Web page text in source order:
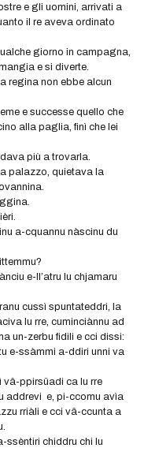
e gli uomini, arrivati a
il re aveva ordinato
giorno in campagna,
e si diverte.
regina non ebbe alcun
e successe quello che
alla paglia, finì che lei
più a trovarla.
palazzo, quietava la
a-cquannu nàscinu du
e-ll’atru lu chjamaru
cussì spuntateddri, la
lu rre, cuminciànnu ad
un-zerbu fidili e cci dissi:
e-ssàmmi a-ddiri unni va
vâ-ppirsüadi ca lu rre
addrevi e, pi-ccomu avìa
rriàli e cci vâ-ccunta a
ssèntiri chiddru chi lu